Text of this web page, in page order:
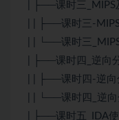
| ├──课时三
| | ├──课时三-
| | └──课时三
| ├──课时四_逆向
| | ├──课时四-逆
| | └──课时四_逆
| ├──课时五_IDA